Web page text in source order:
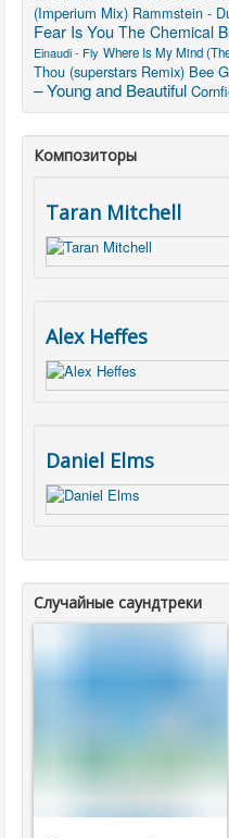
(Imperium Mix) Rammstein -
Fear Is You The Chemical
Einaudi - Fly Where Is My Mind
Thou (superstars Remix) Bee
– Young and Beautiful
Композиторы
Taran Mitchell
Alex Heffes
Daniel Elms
Случайные саундтреки